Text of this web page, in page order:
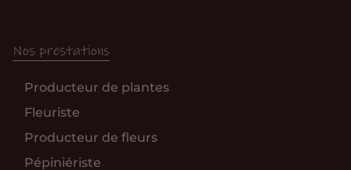
Nos prestations
Producteur de plantes
Fleuriste
Producteur de fleurs
Pépiniériste